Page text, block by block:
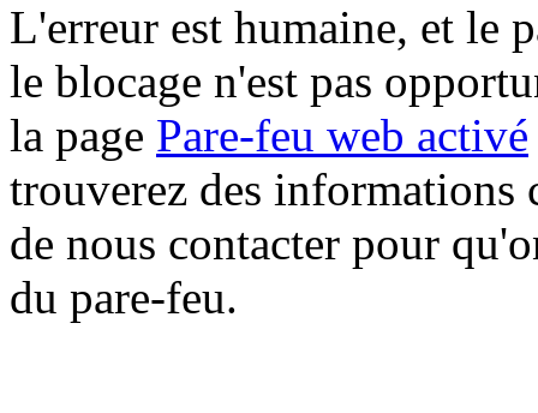
L'erreur est humaine, et le
le blocage n'est pas
la page Pare-feu web activé
trouverez des informations
de nous contacter pour
du pare-feu.